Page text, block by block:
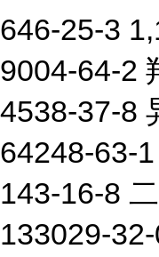
646-25-3
9004-64-2
4538-37-8
64248-63-
143-16-8
133029-